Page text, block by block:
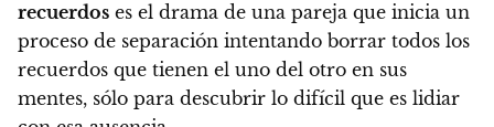
recuerdos es el drama de una pareja que inicia un
proceso de separación intentando borrar todos los
recuerdos que tienen el uno del otro en sus
mentes, sólo para descubrir lo difícil que es lidiar